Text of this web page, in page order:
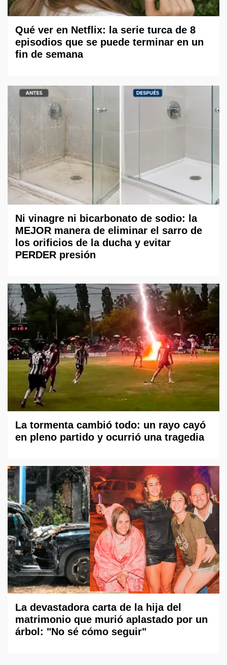
Qué ver en Netflix: la serie turca de 8
episodios que se puede terminar en un
fin de semana
Ni vinagre ni bicarbonato de sodio: la
MEJOR manera de eliminar el sarro de
los orificios de la ducha y evitar
PERDER presión
La tormenta cambió todo: un rayo cayó
en pleno partido y ocurrió una tragedia
La devastadora carta de la hija del
matrimonio que murió aplastado por un
árbol: "No sé cómo seguir"